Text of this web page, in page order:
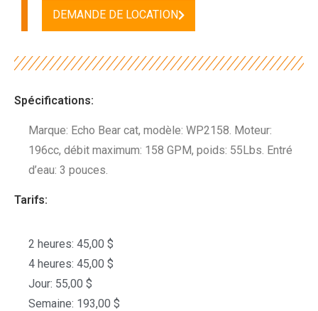
DEMANDE DE LOCATION
Spécifications:
Marque: Echo Bear cat, modèle: WP2158. Moteur:
196cc, débit maximum: 158 GPM, poids: 55Lbs. Entré
d’eau: 3 pouces.
Tarifs:
2 heures: 45,00 $
4 heures: 45,00 $
Jour: 55,00 $
Semaine: 193,00 $